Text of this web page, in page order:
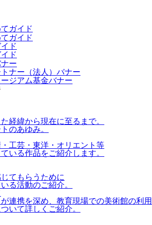
経緯から現在に至るまで。
のあゆみ。
工芸・東洋・オリエント等
いる作品をご紹介します。
てもらうために
る活動のご紹介。
連携を深め、教育現場での美術館の利用
いて詳しくご紹介。